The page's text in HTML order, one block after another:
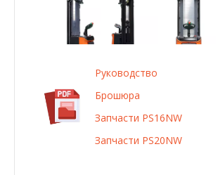
Руководство
Брошюра
Запчасти PS16NW
Запчасти PS20NW